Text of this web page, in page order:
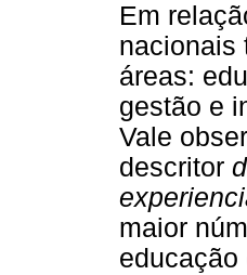
Em
nacionais
áreas:
gestão e
Vale
descritor
maior
educação